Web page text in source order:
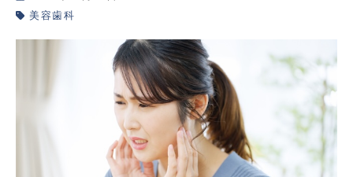
美容歯科